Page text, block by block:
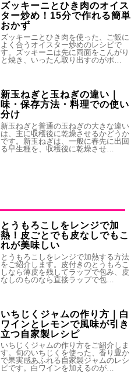
ズッキーニとひき肉のオイス
ター炒め！15分で作れる簡単
おかず
ズッキーニとひき肉を使った、ご飯に
よく合うオイスター炒めのレシピで
す。ズッキーニは先に両面をこんがり
と焼き、いったん取り出すのがポ…
新玉ねぎと玉ねぎの違い｜
味・保存方法・料理での使い
分け
新玉ねぎと普通の玉ねぎの大きな違い
は、主に収穫後に乾燥させるかどうか
です。新玉ねぎは、一般に春先に出回
る早生種を、収穫後に乾燥させ…
とうもろこしをレンジで加
熱！皮ごとでも皮なしでもこ
れが美味しい
とうもろこしをレンジで加熱する方法
をご紹介します。皮付きのとうもろこ
しなら薄皮を残してラップで包み、皮
なしのものなら直接ラップで包…
いちじくジャムの作り方｜白
ワインとレモンで風味が引き
立つ自家製レシピ
いちじくジャムの作り方をご紹介しま
す。旬のいちじくを使った、香り豊か
で果実感あふれる自家製ジャムのレシ
ピです。白ワインを加えるのが…